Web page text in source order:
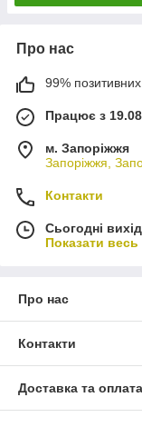
Про нас
99% позитивних
Працює з
м. Запоріжжя
Запоріжжя,
Контакти
Сьогодні
Показати
Про нас
Контакти
Доставка та оплата